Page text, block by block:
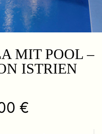
MIT POOL –
ISTRIEN
€